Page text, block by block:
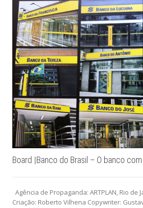
Board |Banco do Brasil – O banco
Agência de Propaganda: ARTPLAN, Rio de
Criação: Roberto Vilhena Copywriter: